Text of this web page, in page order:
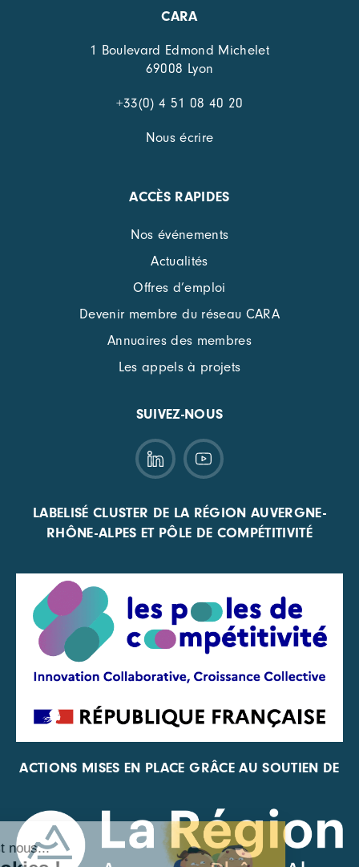
CARA
1 Boulevard Edmond Michelet
69008 Lyon
+33(0) 4 51 08 40 20
Nous écrire
ACCÈS RAPIDES
Nos événements
Actualités
Offres d’emploi
Devenir membre du réseau CARA
Annuaires des membres
Les appels à projets
SUIVEZ-NOUS
LABELISÉ CLUSTER DE LA RÉGION AUVERGNE-
RHÔNE-ALPES ET PÔLE DE COMPÉTITIVITÉ
ACTIONS MISES EN PLACE GRÂCE AU SOUTIEN DE